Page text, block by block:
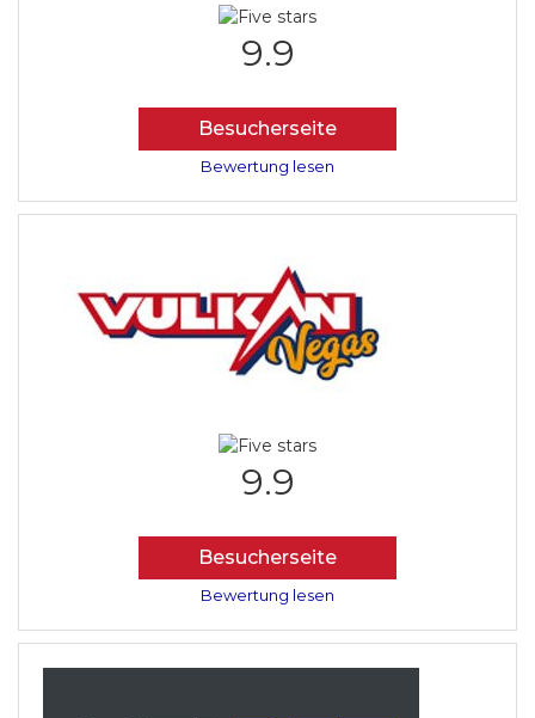
9.9
Besucherseite
Bewertung lesen
9.9
Besucherseite
Bewertung lesen